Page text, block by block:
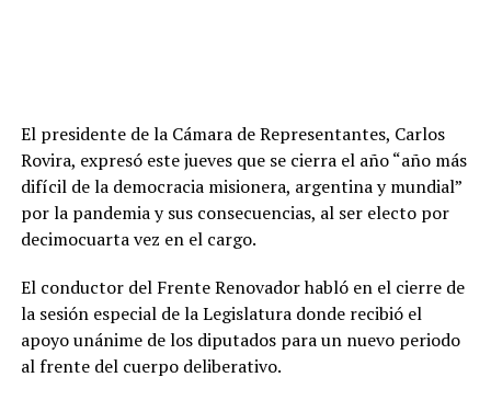
El presidente de la Cámara de Representantes, Carlos
Rovira, expresó este jueves que se cierra el año “año más
difícil de la democracia misionera, argentina y mundial”
por la pandemia y sus consecuencias, al ser electo por
decimocuarta vez en el cargo.
El conductor del Frente Renovador habló en el cierre de
la sesión especial de la Legislatura donde recibió el
apoyo unánime de los diputados para un nuevo periodo
al frente del cuerpo deliberativo.